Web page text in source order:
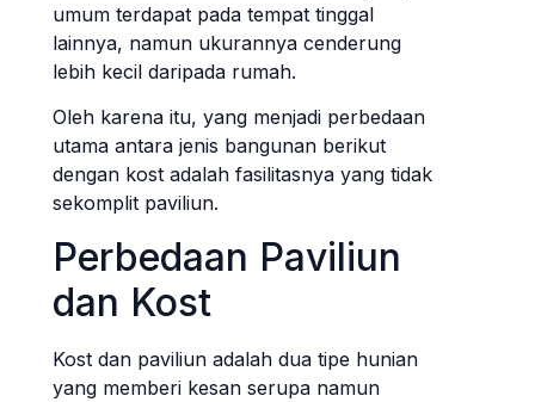
umum terdapat pada tempat tinggal
lainnya, namun ukurannya cenderung
lebih kecil daripada rumah.
Oleh karena itu, yang menjadi perbedaan
utama antara jenis bangunan berikut
dengan kost adalah fasilitasnya yang tidak
sekomplit paviliun.
Perbedaan Paviliun
dan Kost
Kost dan paviliun adalah dua tipe hunian
yang memberi kesan serupa namun